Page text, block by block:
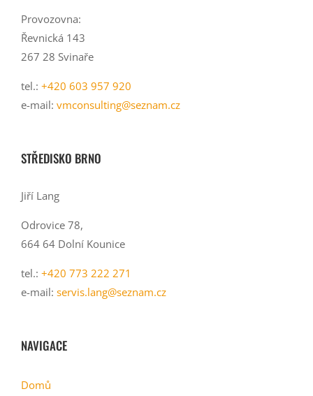
Provozovna:
Řevnická 143
267 28 Svinaře
tel.: +420 603 957 920
e-mail: vmconsulting@seznam.cz
STŘEDISKO BRNO
Jiří Lang
Odrovice 78,
664 64 Dolní Kounice
tel.: +420 773 222 271
e-mail: servis.lang@seznam.cz
NAVIGACE
Domů